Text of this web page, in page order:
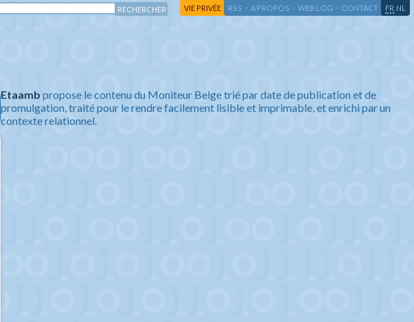
VIE PRIVÉE RSS - A PROPOS - WEB LOG - CONTACT FR NL
Etaamb propose le contenu du Moniteur Belge trié par date de publication et de
promulgation, traité pour le rendre facilement lisible et imprimable, et enrichi par un
contexte relationnel.